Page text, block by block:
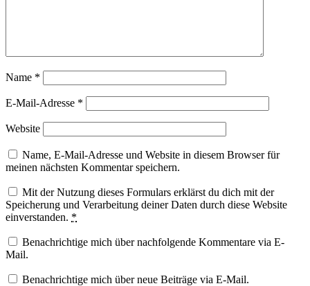
Name *
E-Mail-Adresse *
Website
Name, E-Mail-Adresse und Website in diesem Browser für
meinen nächsten Kommentar speichern.
Mit der Nutzung dieses Formulars erklärst du dich mit der
Speicherung und Verarbeitung deiner Daten durch diese Website
einverstanden. *
Benachrichtige mich über nachfolgende Kommentare via E-
Mail.
Benachrichtige mich über neue Beiträge via E-Mail.